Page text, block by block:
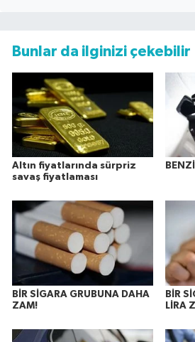
Bunlar da ilginizi çekebilir
Altın fiyatlarında sürpriz
savaş fiyatlaması
BİR SİGARA GRUBUNA DAHA
ZAM!
BİR
LİRA